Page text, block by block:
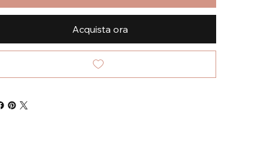
Acquista ora